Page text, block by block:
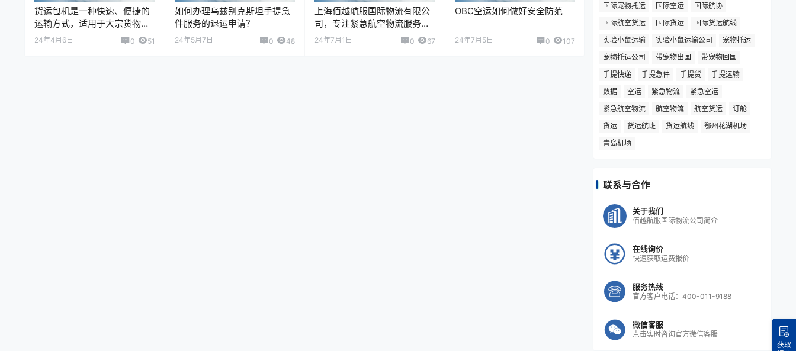
货运包机是一种快速、便捷的
运输方式，适用于大宗货物或
者特殊货物的运输需求。货运
包机的运费主要取决于货物的
24年4月6日 0 51
如何办理乌兹别克斯坦手提急
件服务的退运申请？
24年5月7日 0 48
上海佰越航服国际物流有限公
司，专注紧急航空物流服务服
务10+年，我们的主营业务涵
盖了国际/国内紧急航空货运、
24年7月1日 0 67
OBC空运如何做好安全防范
24年7月5日 0 107
国际宠物托运
国际空运
国际航协
国际航空货运
国际货运
国际货运航线
实验小鼠运输
实验小鼠运输公司
宠物托运
宠物托运公司
带宠物出国
带宠物回国
手提快递
手提急件 手提货
手提运输
数据
空运 紧急物流
紧急空运
紧急航空物流
航空物流 航空货运
订舱
货运
货运航班 货运航线
鄂州花湖机场
青岛机场
联系与合作
关于我们
佰越航服国际物流公司简介
在线询价
快速获取运费报价
服务热线
官方客户电话：400-011-9188
微信客服
点击实时咨询官方微信客服
获取